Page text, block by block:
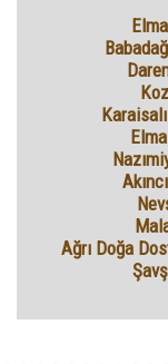
Ağrı Doğa